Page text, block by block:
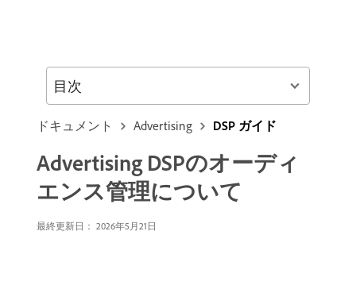
ドキュメント Advertising DSP ガイド
Advertising DSPのオーディ
エンス管理について
最終更新日： 2026年5月21日
目次